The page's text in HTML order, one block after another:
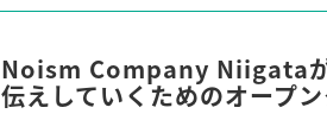
Noism Company Niigataが
伝えしていくためのオープン